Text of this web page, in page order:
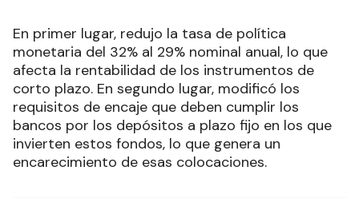
En primer lugar, redujo la tasa de política
monetaria del 32% al 29% nominal anual, lo que
afecta la rentabilidad de los instrumentos de
corto plazo. En segundo lugar, modificó los
requisitos de encaje que deben cumplir los
bancos por los depósitos a plazo fijo en los que
invierten estos fondos, lo que genera un
encarecimiento de esas colocaciones.